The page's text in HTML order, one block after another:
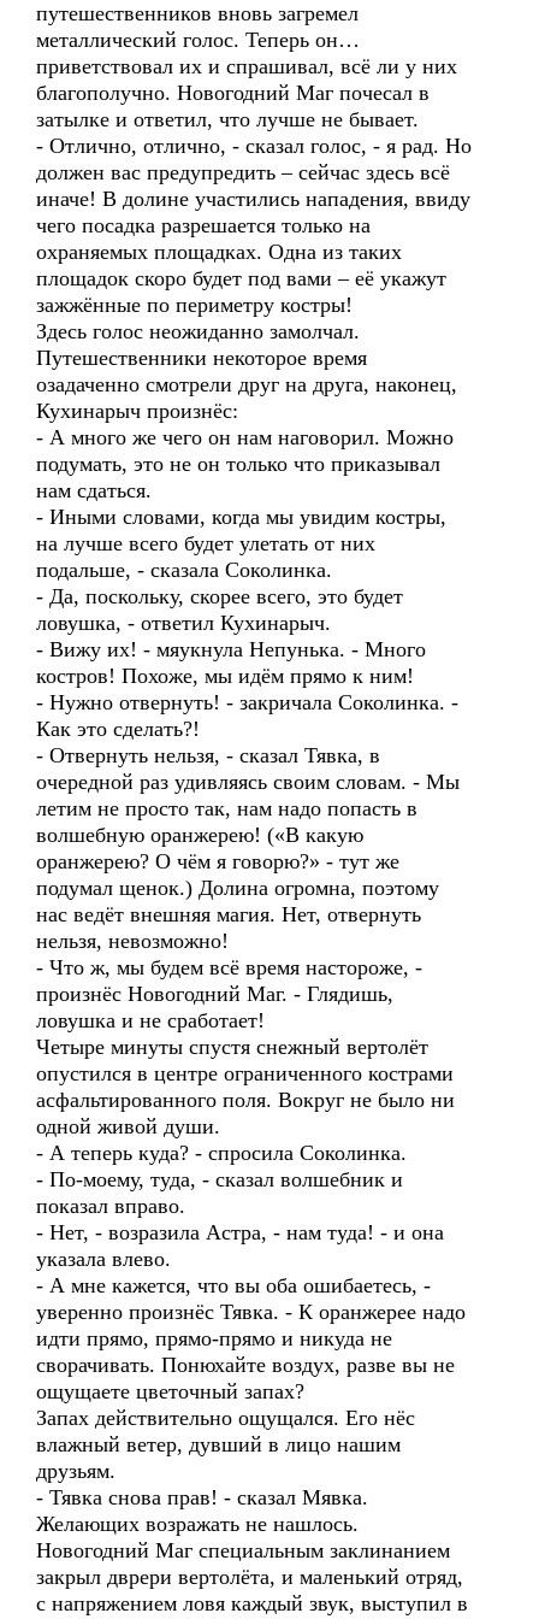
путешественников вновь загремел
металлический голос. Теперь он…
приветствовал их и спрашивал, всё ли у них
благополучно. Новогодний Маг почесал в
затылке и ответил, что лучше не бывает.
- Отлично, отлично, - сказал голос, - я рад. Но
должен вас предупредить – сейчас здесь всё
иначе! В долине участились нападения, ввиду
чего посадка разрешается только на
охраняемых площадках. Одна из таких
площадок скоро будет под вами – её укажут
зажжённые по периметру костры!
Здесь голос неожиданно замолчал.
Путешественники некоторое время
озадаченно смотрели друг на друга, наконец,
Кухинарыч произнёс:
- А много же чего он нам наговорил. Можно
подумать, это не он только что приказывал
нам сдаться.
- Иными словами, когда мы увидим костры,
на лучше всего будет улетать от них
подальше, - сказала Соколинка.
- Да, поскольку, скорее всего, это будет
ловушка, - ответил Кухинарыч.
- Вижу их! - мяукнула Непунька. - Много
костров! Похоже, мы идём прямо к ним!
- Нужно отвернуть! - закричала Соколинка. -
Как это сделать?!
- Отвернуть нельзя, - сказал Тявка, в
очередной раз удивляясь своим словам. - Мы
летим не просто так, нам надо попасть в
волшебную оранжерею! («В какую
оранжерею? О чём я говорю?» - тут же
подумал щенок.) Долина огромна, поэтому
нас ведёт внешняя магия. Нет, отвернуть
нельзя, невозможно!
- Что ж, мы будем всё время настороже, -
произнёс Новогодний Маг. - Глядишь,
ловушка и не сработает!
Четыре минуты спустя снежный вертолёт
опустился в центре ограниченного кострами
асфальтированного поля. Вокруг не было ни
одной живой души.
- А теперь куда? - спросила Соколинка.
- По-моему, туда, - сказал волшебник и
показал вправо.
- Нет, - возразила Астра, - нам туда! - и она
указала влево.
- А мне кажется, что вы оба ошибаетесь, -
уверенно произнёс Тявка. - К оранжерее надо
идти прямо, прямо-прямо и никуда не
сворачивать. Понюхайте воздух, разве вы не
ощущаете цветочный запах?
Запах действительно ощущался. Его нёс
влажный ветер, дувший в лицо нашим
друзьям.
- Тявка снова прав! - сказал Мявка.
Желающих возражать не нашлось.
Новогодний Маг специальным заклинанием
закрыл дврери вертолёта, и маленький отряд,
с напряжением ловя каждый звук, выступил в